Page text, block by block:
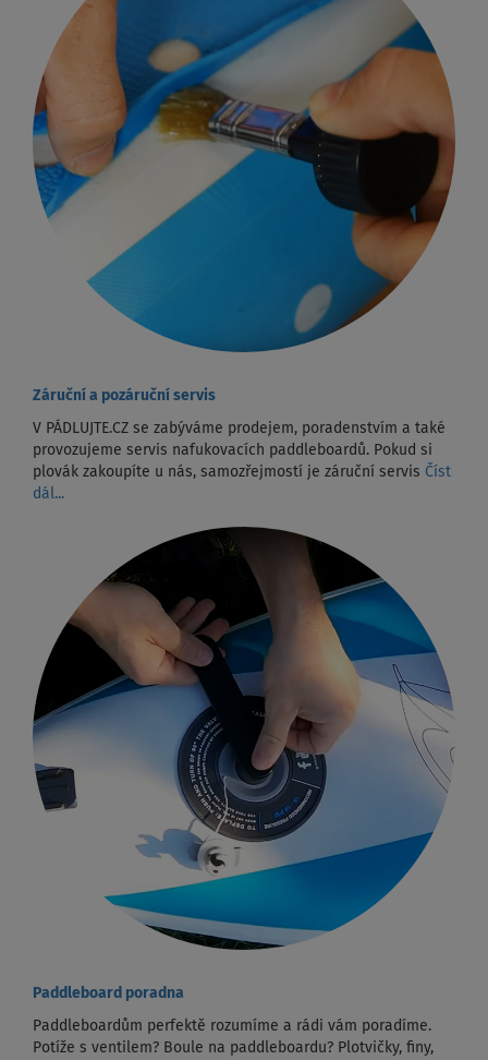
Záruční a pozáruční servis
V PÁDLUJTE.CZ se zabýváme prodejem, poradenstvím a také
provozujeme servis nafukovacích paddleboardů. Pokud si
plovák zakoupíte u nás, samozřejmostí je záruční servis Číst
dál...
Paddleboard poradna
Paddleboardům perfektě rozumíme a rádi vám poradíme.
Potíže s ventilem? Boule na paddleboardu? Plotvičky, finy,